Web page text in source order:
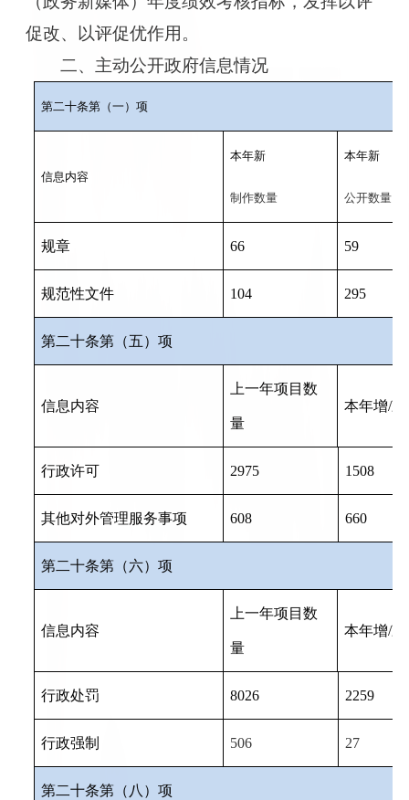
促改、以评促优作用。
二、主动公开政府信息情况
第二十条第（一）项
信息内容
本年新
制作数量
本年新
公开数量
规章 66 59
规范性文件 104 295
第二十条第（五）项
信息内容
上一年项目数
量
本年增/减
行政许可 2975 1508
其他对外管理服务事项 608 660
第二十条第（六）项
信息内容
上一年项目数
量
本年增/减
行政处罚 8026 2259
行政强制 506 27
第二十条第（八）项